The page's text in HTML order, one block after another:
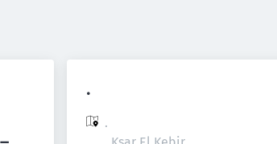
.
.